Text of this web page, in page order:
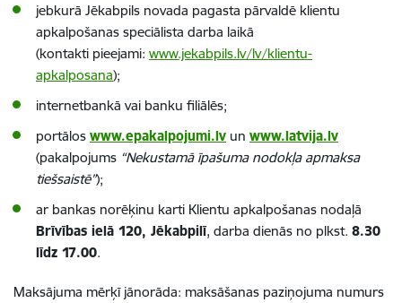
jebkurā Jēkabpils novada pagasta pārvaldē klientu
apkalpošanas speciālista darba laikā
(kontakti pieejami: www.jekabpils.lv/lv/klientu-
apkalposana);
internetbankā vai banku filiālēs;
portālos www.epakalpojumi.lv un www.latvija.lv
(pakalpojums “Nekustamā īpašuma nodokļa apmaksa
tiešsaistē”);
ar bankas norēķinu karti Klientu apkalpošanas nodaļā
Brīvības ielā 120, Jēkabpilī, darba dienās no plkst. 8.30
līdz 17.00.
Maksājuma mērķī jānorāda: maksāšanas paziņojuma numurs